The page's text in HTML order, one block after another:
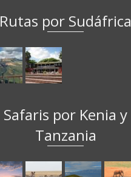
Rutas por Sudáfrica
Safaris por Kenia y
Tanzania